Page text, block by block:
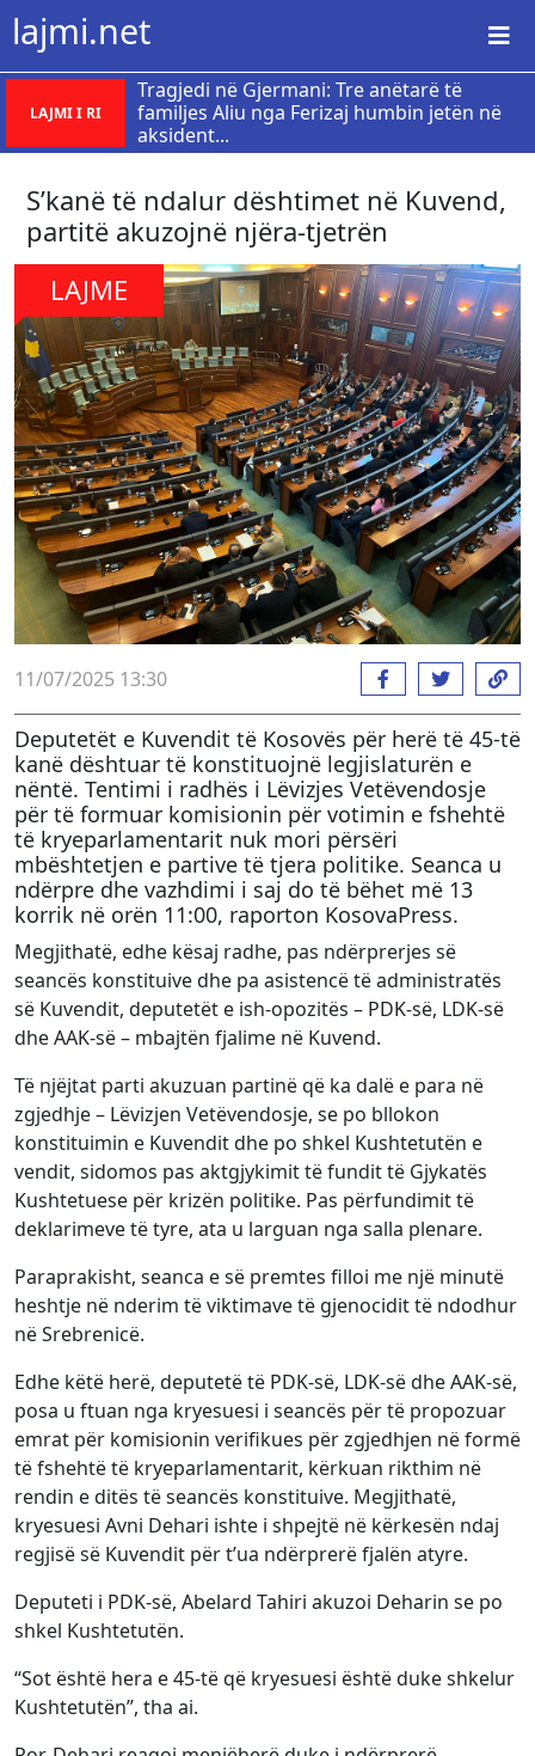
lajmi.net
LAJMI I RI
Tragjedi në Gjermani: Tre anëtarë të
familjes Aliu nga Ferizaj humbin jetën në
aksident...
​S’kanë të ndalur dështimet në Kuvend,
partitë akuzojnë njëra-tjetrën
LAJME
11/07/2025 13:30
Deputetët e Kuvendit të Kosovës për herë të 45-të
kanë dështuar të konstituojnë legjislaturën e
nëntë. Tentimi i radhës i Lëvizjes Vetëvendosje
për të formuar komisionin për votimin e fshehtë
të kryeparlamentarit nuk mori përsëri
mbështetjen e partive të tjera politike. Seanca u
ndërpre dhe vazhdimi i saj do të bëhet më 13
korrik në orën 11:00, raporton KosovaPress.
Megjithatë, edhe kësaj radhe, pas ndërprerjes së
seancës konstituive dhe pa asistencë të administratës
së Kuvendit, deputetët e ish-opozitës – PDK-së, LDK-së
dhe AAK-së – mbajtën fjalime në Kuvend.
Të njëjtat parti akuzuan partinë që ka dalë e para në
zgjedhje – Lëvizjen Vetëvendosje, se po bllokon
konstituimin e Kuvendit dhe po shkel Kushtetutën e
vendit, sidomos pas aktgjykimit të fundit të Gjykatës
Kushtetuese për krizën politike. Pas përfundimit të
deklarimeve të tyre, ata u larguan nga salla plenare.
Paraprakisht, seanca e së premtes filloi me një minutë
heshtje në nderim të viktimave të gjenocidit të ndodhur
në Srebrenicë.
Edhe këtë herë, deputetë të PDK-së, LDK-së dhe AAK-së,
posa u ftuan nga kryesuesi i seancës për të propozuar
emrat për komisionin verifikues për zgjedhjen në formë
të fshehtë të kryeparlamentarit, kërkuan rikthim në
rendin e ditës të seancës konstituive. Megjithatë,
kryesuesi Avni Dehari ishte i shpejtë në kërkesën ndaj
regjisë së Kuvendit për t’ua ndërprerë fjalën atyre.
Deputeti i PDK-së, Abelard Tahiri akuzoi Deharin se po
shkel Kushtetutën.
“Sot është hera e 45-të që kryesuesi është duke shkelur
Kushtetutën”, tha ai.